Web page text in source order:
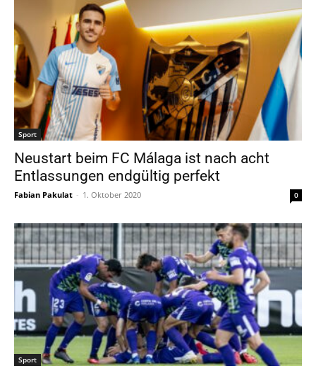
Sport
Neustart beim FC Málaga ist nach acht
Entlassungen endgültig perfekt
Fabian Pakulat - 1. Oktober 2020 0
Sport